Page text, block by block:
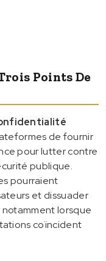
Points De
de fournir
pour lutter contre
publique.
pourraient
et dissuader
lorsque
coïncident